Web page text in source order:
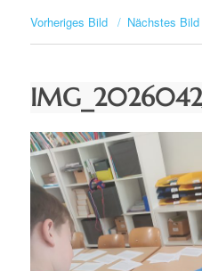
Vorheriges Bild Nächstes Bild